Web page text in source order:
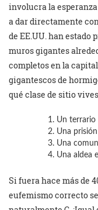
involucra la
a dar directamente
de EE.UU. han
muros gigantes
completos en la
gigantescos de
qué clase de sitio
Un terrario
Una prisión
Una
Una aldea
Si fuera hace más de
eufemismo correcto